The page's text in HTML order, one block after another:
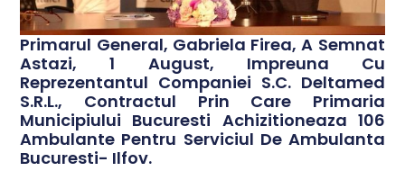
Primarul General, Gabriela Firea, A Semnat
Astazi, 1 August, Impreuna Cu
Reprezentantul Companiei S.C. Deltamed
S.R.L., Contractul Prin Care Primaria
Municipiului Bucuresti Achizitioneaza 106
Ambulante Pentru Serviciul De Ambulanta
Bucuresti- Ilfov.